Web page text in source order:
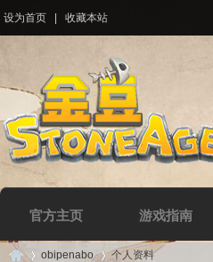
设为首页 收藏本站
官方主页 游戏指南
obipenabo 个人资料